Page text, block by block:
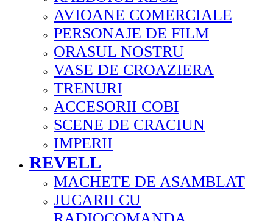
AVIOANE COMERCIALE
PERSONAJE DE FILM
ORASUL NOSTRU
VASE DE CROAZIERA
TRENURI
ACCESORII COBI
SCENE DE CRACIUN
IMPERII
REVELL
MACHETE DE ASAMBLAT
JUCARII CU